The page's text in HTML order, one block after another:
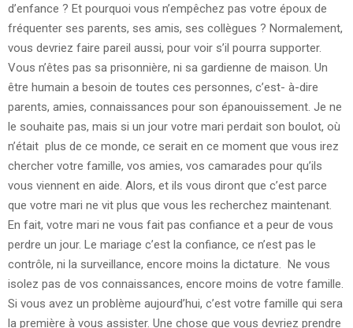
d’enfance ? Et pourquoi vous n’empêchez pas votre époux de
fréquenter ses parents, ses amis, ses collègues ? Normalement,
vous devriez faire pareil aussi, pour voir s’il pourra supporter.
Vous n’êtes pas sa prisonnière, ni sa gardienne de maison. Un
être humain a besoin de toutes ces personnes, c’est- à-dire
parents, amies, connaissances pour son épanouissement. Je ne
le souhaite pas, mais si un jour votre mari perdait son boulot, où
n’était plus de ce monde, ce serait en ce moment que vous irez
chercher votre famille, vos amies, vos camarades pour qu’ils
vous viennent en aide. Alors, et ils vous diront que c’est parce
que votre mari ne vit plus que vous les recherchez maintenant.
En fait, votre mari ne vous fait pas confiance et a peur de vous
perdre un jour. Le mariage c’est la confiance, ce n’est pas le
contrôle, ni la surveillance, encore moins la dictature. Ne vous
isolez pas de vos connaissances, encore moins de votre famille.
Si vous avez un problème aujourd’hui, c’est votre famille qui sera
la première à vous assister. Une chose que vous devriez prendre